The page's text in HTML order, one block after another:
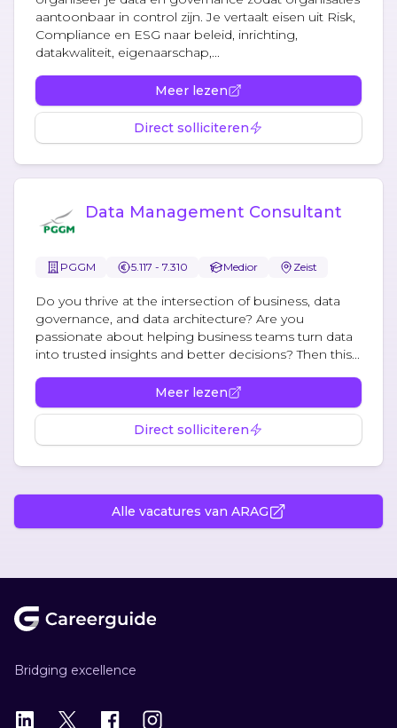
aantoonbaar in control zijn. Je vertaalt eisen uit Risk,
Compliance en ESG naar beleid, inrichting,
datakwaliteit, eigenaarschap,...
Meer lezen
Direct solliciteren
Data Management Consultant
PGGM 5.117 - 7.310 Medior Zeist
Do you thrive at the intersection of business, data
governance, and data architecture? Are you
passionate about helping business teams turn data
into trusted insights and better decisions? Then this...
Meer lezen
Direct solliciteren
Alle vacatures van ARAG
Bridging excellence
LinkedIn
X Instagram